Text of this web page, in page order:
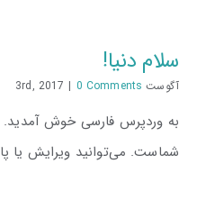
سلام دنیا!
آگوست 3rd, 2017 | 0 Comments
به وردپرس فارسی خوش
شماست. می‌توانید ویرایش یا